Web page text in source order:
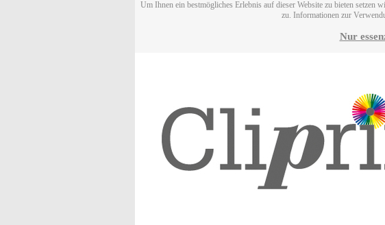
Um Ihnen ein bestmögliches Erlebnis auf dieser Website zu bieten
zu. Informationen zur
Nur